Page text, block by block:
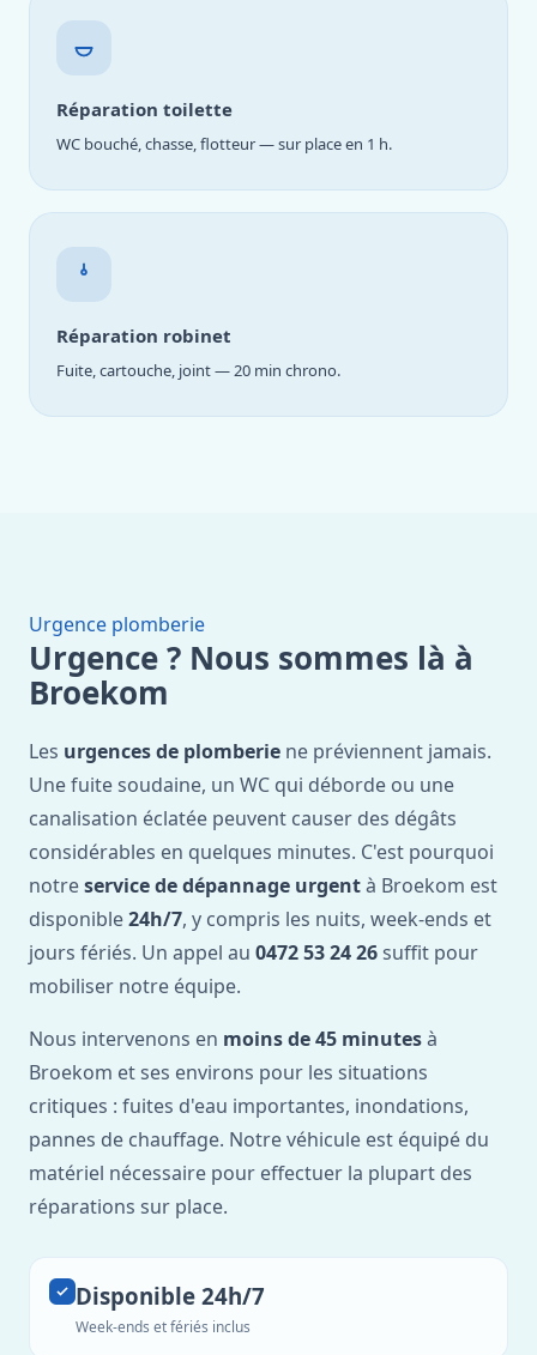
Réparation toilette
WC bouché, chasse, flotteur — sur place en 1 h.
Réparation robinet
Fuite, cartouche, joint — 20 min chrono.
Urgence plomberie
Urgence ? Nous sommes là à
Broekom
Les urgences de plomberie ne préviennent jamais.
Une fuite soudaine, un WC qui déborde ou une
canalisation éclatée peuvent causer des dégâts
considérables en quelques minutes. C'est pourquoi
notreservice de dépannage urgentà Broekom est
disponible24h/7, y compris les nuits, week-ends et
jours fériés. Un appel au 0472 53 24 26 suffit pour
mobiliser notre équipe.
Nous intervenons en moins de 45 minutesà
Broekom et ses environs pour les situations
critiques : fuites d'eau importantes, inondations,
pannes de chauffage. Notre véhicule est équipé du
matériel nécessaire pour effectuer la plupart des
réparations sur place.
Disponible 24h/7
Week-ends et fériés inclus